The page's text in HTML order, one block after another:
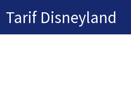
Tarif Disneyland